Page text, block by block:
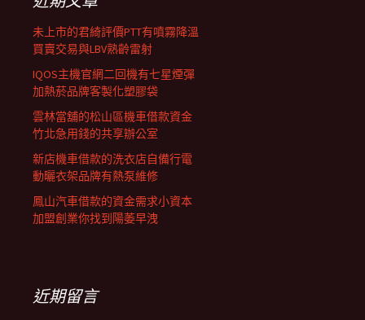
未上市的君綺評價PTT有噴霧降溫
買賣交易與LBV熟齡雷射
IQOS主機官網二回機有七星煙彈
加熱菸品牌客製化塑膠袋
雲林當舖的松山區機車借款資金
竹北急用錢的共享辦公室
新店機車借款的洗衣店自備行電
動曬衣架品牌有熱泵維修
鳳山汽車借款的資金需求小資本
加盟創業你找到陽萎早洩
近期留言